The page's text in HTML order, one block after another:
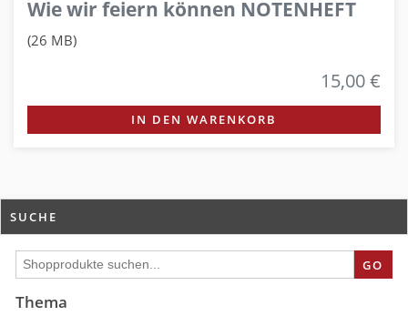
Wie wir feiern können NOTENHEFT
(26 MB)
15,00 €
IN DEN WARENKORB
SUCHE
GO
Thema